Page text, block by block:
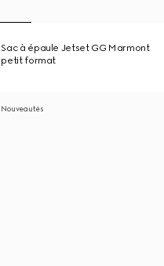
Sac à épaule Jetset GG Marmont
petit format
Nouveautés